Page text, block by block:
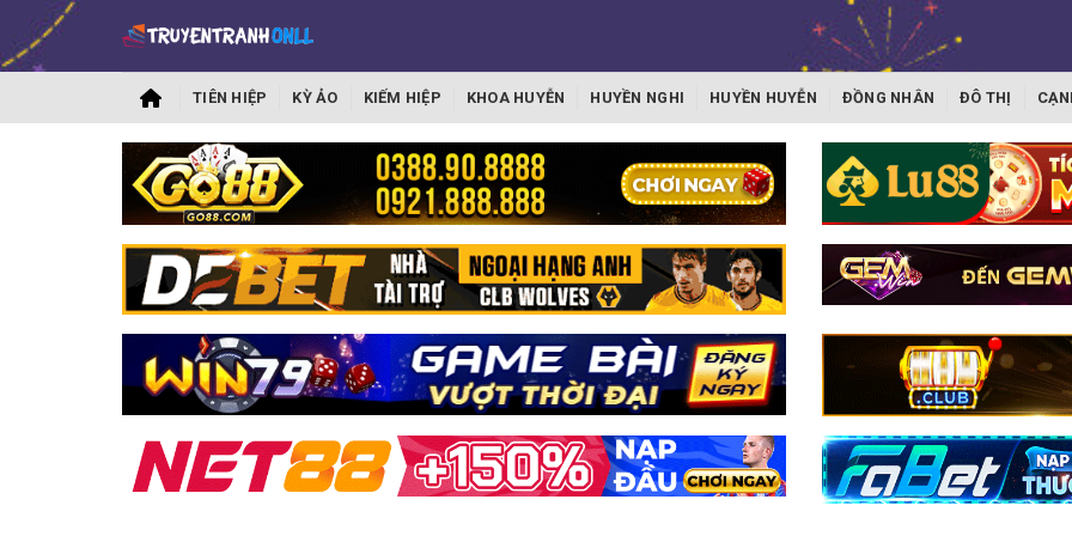
TIÊN HIỆP KỲ ẢO KIẾM HIỆP KHOA HUYỄN HUYỀN NGHI HUYỀN HUYỄN ĐỒNG NHÂN ĐÔ THỊ